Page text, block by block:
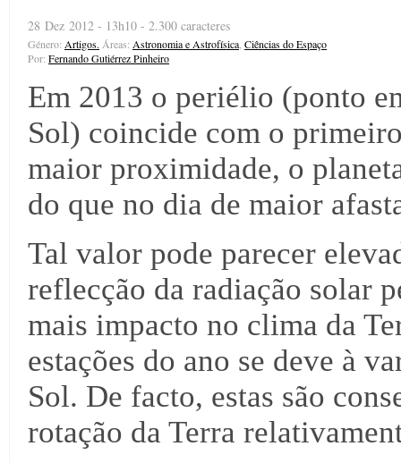
28 Dez 2012 - 13h10 - 2.300 caracteres
Género: Artigos. Áreas: Astronomia e Astrofísica, Ciências do Espaço
Por: Fernando Gutiérrez Pinheiro
Em 2013 o periélio (ponto
Sol) coincide com o
maior proximidade, o
do que no dia de maior
Tal valor pode parecer
reflecção da radiação solar
mais impacto no clima da
estações do ano se deve à
Sol. De facto, estas são
rotação da Terra